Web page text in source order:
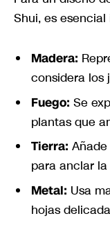
Shui, es
Madera:
considera los
Fuego: Se
plantas que
Tierra:
para anclar
Metal: Usa
hojas